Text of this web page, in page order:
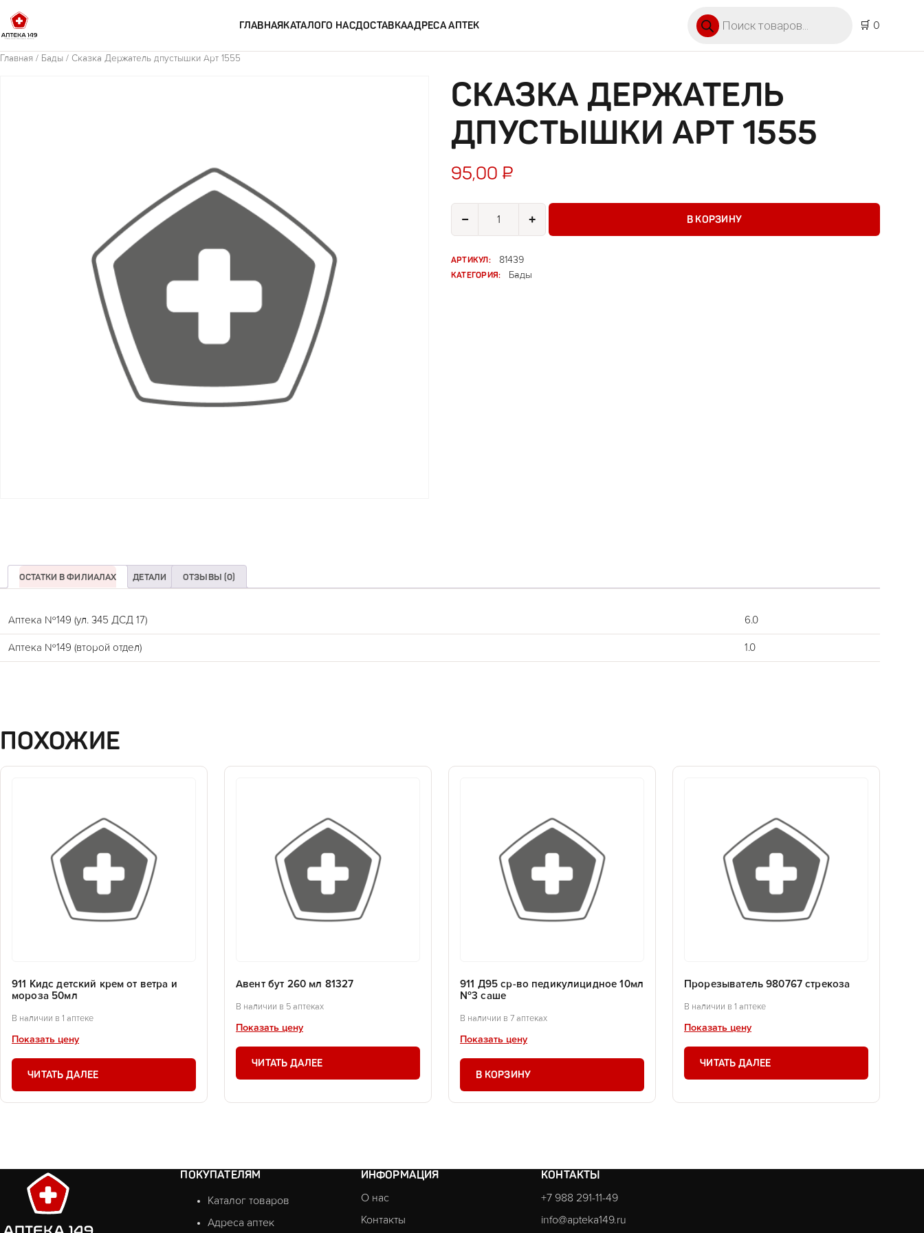
ГЛАВНАЯКАТАЛОГО НАСДОСТАВКААДРЕСА АПТЕК
🛒 0
Главная / Бады / Сказка Держатель дпустышки Арт 1555
СКАЗКА ДЕРЖАТЕЛЬ
ДПУСТЫШКИ АРТ 1555
95,00 ₽
−
Количество товара Сказка Держатель дпустышки Арт 1555
+ В КОРЗИНУ
АРТИКУЛ:
81439
КАТЕГОРИЯ:
Бады
ОСТАТКИ В ФИЛИАЛАХ ДЕТАЛИ ОТЗЫВЫ (0)
Аптека №149 (ул. 345 ДСД 17) 6.0
Аптека №149 (второй отдел) 1.0
ПОХОЖИЕ
911 Кидс детский крем от ветра и
мороза 50мл
В наличии в 1 аптеке
Показать цену
ЧИТАТЬ ДАЛЕЕ
Авент бут 260 мл 81327
В наличии в 5 аптеках
Показать цену
ЧИТАТЬ ДАЛЕЕ
911 Д95 ср-во педикулицидное 10мл
№3 саше
В наличии в 7 аптеках
Показать цену
В КОРЗИНУ
Прорезыватель 980767 стрекоза
В наличии в 1 аптеке
Показать цену
ЧИТАТЬ ДАЛЕЕ
ПОКУПАТЕЛЯМ
Каталог товаров
Адреса аптек
ИНФОРМАЦИЯ
О нас
Контакты
КОНТАКТЫ
+7 988 291-11-49
info@apteka149.ru